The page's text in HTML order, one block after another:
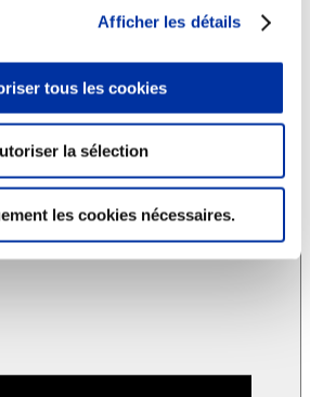
Afficher les détails
tous les cookies
la sélection
les cookies nécessaires.
et santé
et attractivité des métiers
Accords